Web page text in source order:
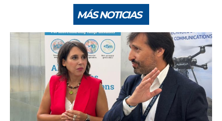
MÁS NOTICIAS